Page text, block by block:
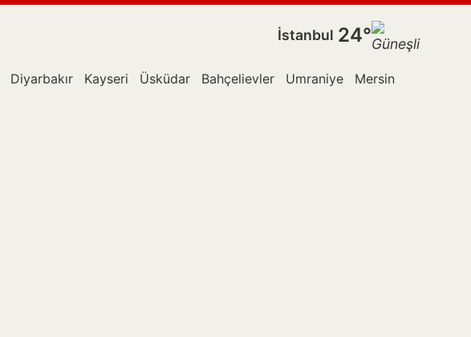
İstanbul 24°
Diyarbakır Kayseri Üsküdar Bahçelievler Umraniye Mersin